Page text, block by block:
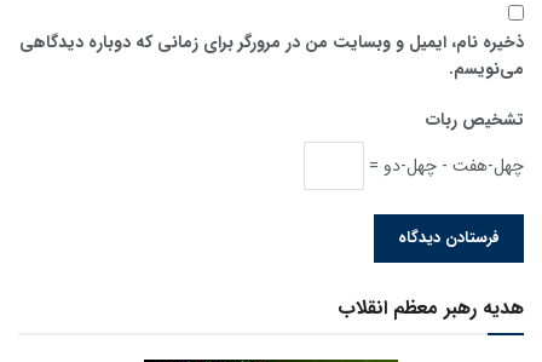
ذخیره نام، ایمیل و وبسایت من در مرورگر برای زمانی که دوباره دیدگاهی
می‌نویسم.
تشخیص ربات
چهل-هفت - چهل-دو =
هدیه رهبر معظم انقلاب